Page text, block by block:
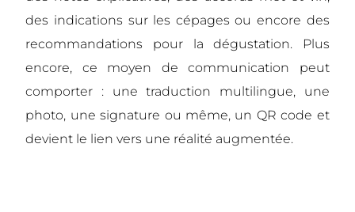
des indications sur les cépages ou encore des
recommandations pour la dégustation. Plus
encore, ce moyen de communication peut
comporter : une traduction multilingue, une
photo, une signature ou même, un QR code et
devient le lien vers une réalité augmentée.